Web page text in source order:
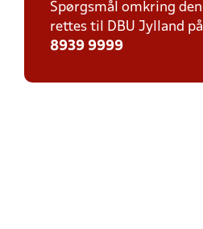
Spørgsmål omkring
rettes til DBU Jylland på
8939 9999